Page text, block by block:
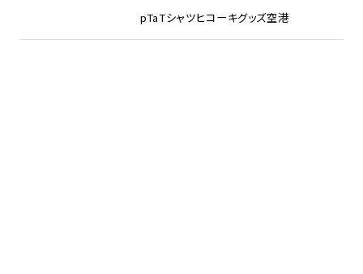
pTaTシャツヒコーキグッズ空港